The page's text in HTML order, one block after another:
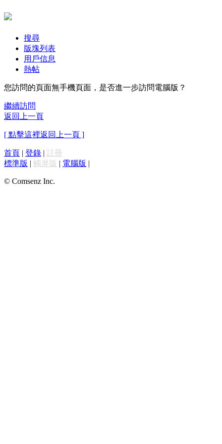
搜尋
版塊列表
用戶信息
熱帖
您訪問的頁面無手機頁面，是否進一步訪問電腦版？
繼續訪問
返回上一頁
[ 點擊這裡返回上一頁 ]
首頁 | 登錄 | 註冊
標準版 | 觸屏版 | 電腦版 |
© Comsenz Inc.